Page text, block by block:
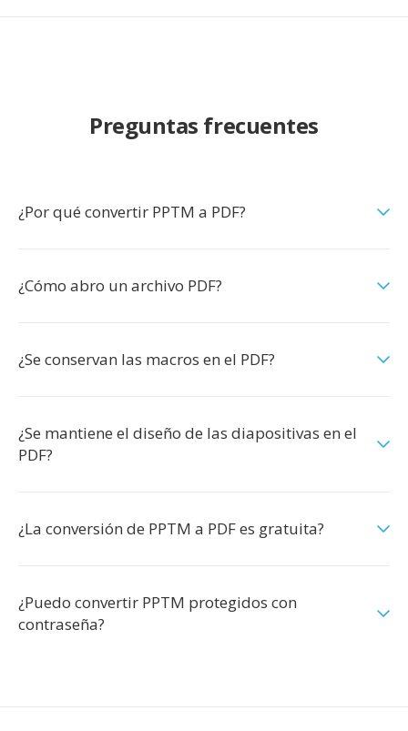
Preguntas frecuentes
¿Por qué convertir PPTM a PDF?
¿Cómo abro un archivo PDF?
¿Se conservan las macros en el PDF?
¿Se mantiene el diseño de las diapositivas en el
PDF?
¿La conversión de PPTM a PDF es gratuita?
¿Puedo convertir PPTM protegidos con
contraseña?